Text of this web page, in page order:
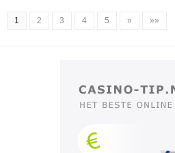
1 2 3 4 5 » »»